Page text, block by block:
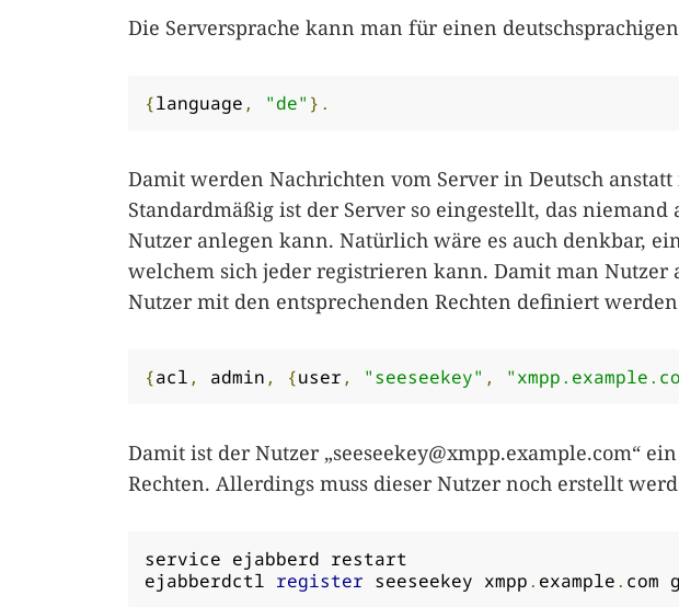
Die Serversprache kann man für einen
{language , "de" }.
Damit werden Nachrichten vom Server in Deutsch anstatt
Standardmäßig ist der Server so eingestellt, das
Nutzer anlegen kann. Natürlich wäre es auch denkbar,
welchem sich jeder registrieren kann. Damit man Nutzer
Nutzer mit den entsprechenden Rechten definiert
{acl , admin , {user , "seeseekey" ,
Damit ist der Nutzer „seeseekey@xmpp.example.com“
Rechten. Allerdings muss dieser Nutzer noch erstellt
service ejabberd restart
ejabberdctl register seeseekey xmpp. example. com